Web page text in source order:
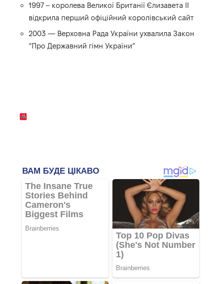
1997 – королева Великої Британії Єлизавета II
відкрила перший офіційний королівський сайт
2003 — Верховна Рада України ухвалила Закон
“Про Державний гімн України”